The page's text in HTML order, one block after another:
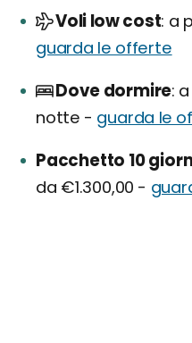
Voli low cost a
guarda le offerte
Dove dormire
notte - guarda le
Pacchetto 10
da €1.300,00 -